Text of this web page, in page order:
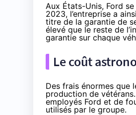
Aux États-Unis, Ford
2023, l’entreprise a ainsi
titre de la garantie de
élevé que le reste de
garantie sur chaque
Le coût
Des frais énormes que
production de
employés Ford et de
utilisés par le groupe.